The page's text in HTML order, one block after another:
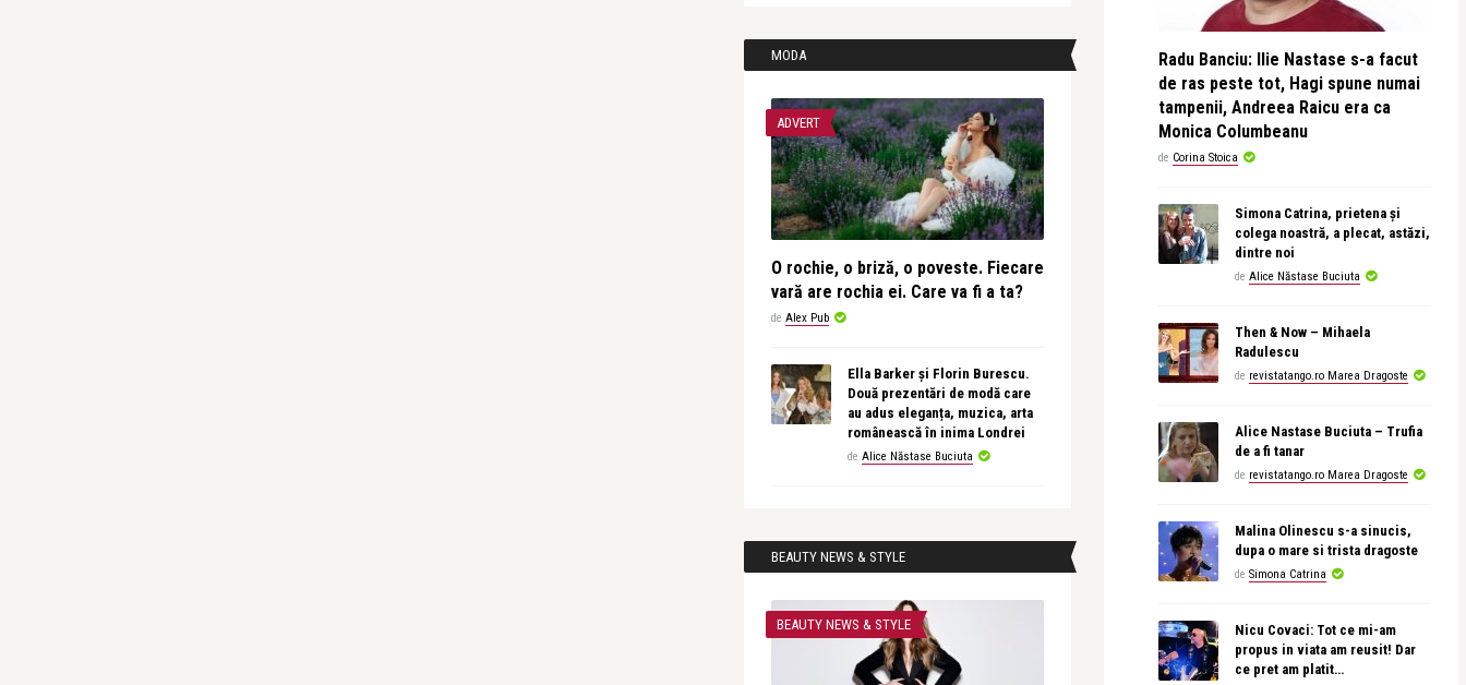
MODA
ADVERT
O rochie, o briză, o poveste. Fiecare
vară are rochia ei. Care va fi a ta?
de Alex Pub
Ella Barker și Florin Burescu.
Două prezentări de modă care
au adus eleganța, muzica, arta
românească în inima Londrei
de Alice Năstase Buciuta
BEAUTY NEWS & STYLE
BEAUTY NEWS & STYLE
Radu Banciu: Ilie Nastase s-a facut
de ras peste tot, Hagi spune numai
tampenii, Andreea Raicu era ca
Monica Columbeanu
de Corina Stoica
Simona Catrina, prietena și
colega noastră, a plecat, astăzi,
dintre noi
de Alice Năstase Buciuta
Then & Now – Mihaela
Radulescu
de revistatango.ro Marea Dragoste
Alice Nastase Buciuta – Trufia
de a fi tanar
de revistatango.ro Marea Dragoste
Malina Olinescu s-a sinucis,
dupa o mare si trista dragoste
de Simona Catrina
Nicu Covaci: Tot ce mi-am
propus in viata am reusit! Dar
ce pret am platit…